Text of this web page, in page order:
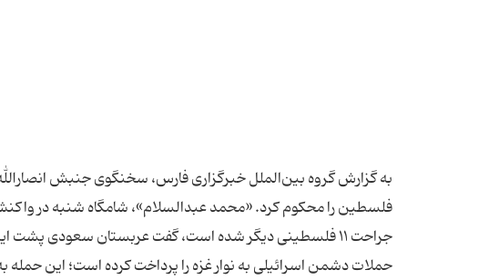
به گزارش گروه بین‌الملل خبرگزاری فارس، سخنگوی جنبش
فلسطین را محکوم کرد. «محمد عبدالسلام»، شامگاه شنبه در
جراحت ۱۱ فلسطینی دیگر شده است، گفت عربستان سعودی
حملات دشمن اسرائیلی به نوار غزه را پرداخت کرده است؛ این